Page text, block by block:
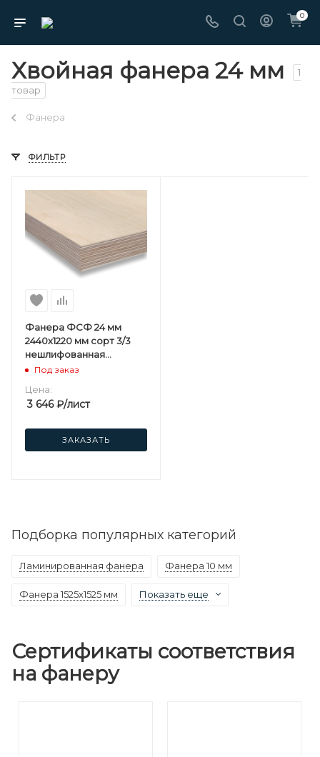
0
Хвойная фанера 24 мм
1
товар
Фанера
ФИЛЬТР
Фанера ФСФ 24 мм
2440х1220 мм сорт 3/3
нешлифованная
хвойная
Под заказ
Цена:
3 646₽/лист
ЗАКАЗАТЬ
Подборка популярных категорий
Ламинированная фанера Фанера 10 мм
Фанера 1525х1525 мм Показать еще
Сертификаты соответствия
на фанеру